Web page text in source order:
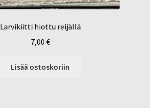
Larvikiitti hiottu reijällä
7,00 €
Lisää ostoskoriin